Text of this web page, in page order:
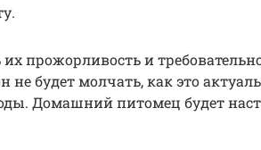
прожорливость и
не будет молчать, как это
Домашний питомец будет